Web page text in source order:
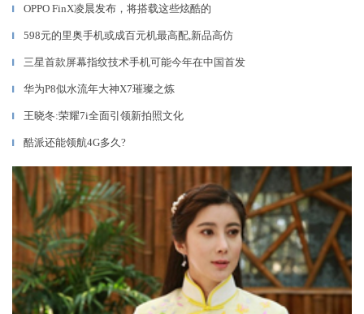
▎ OPPO FinX凌晨发布，将搭载这些炫酷的
▎ 598元的里奥手机或成百元机最高配,新品高仿
▎ 三星首款屏幕指纹技术手机可能今年在中国首发
▎ 华为P8似水流年大神X7璀璨之炼
▎ 王晓冬:荣耀7i全面引领新拍照文化
▎ 酷派还能领航4G多久?